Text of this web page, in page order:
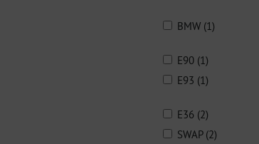
BMW (1)
E90 (1)
E93 (1)
E36 (2)
SWAP (2)